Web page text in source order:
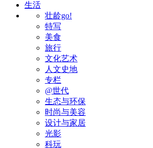
生活
壮龄go!
特写
美食
旅行
文化艺术
人文史地
专栏
@世代
生态与环保
时尚与美容
设计与家居
光影
科玩